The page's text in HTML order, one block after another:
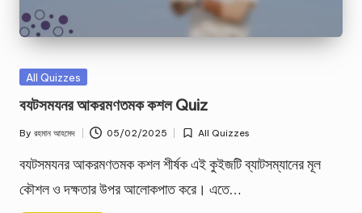
Posted
All Quizzes
বযটসমযনর আকরমণতমক কশল Quiz
Posted
by
By রহমান আহমেদ 05/02/2025
Posted
in
All Quizzes
বযটসমযনর আকরমণতমক কশল শীর্ষক এই কুইজটি ব্যাটসম্যানের মূল
কৌশল ও দক্ষতার উপর আলোকপাত করে। এতে…